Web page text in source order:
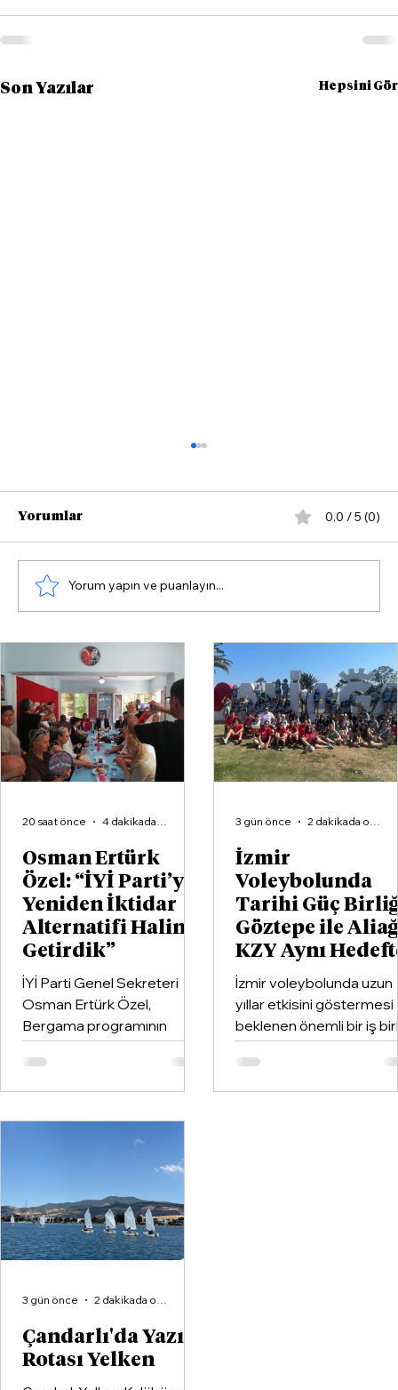
Osman Ertürk
Özel: “İYİ Parti’yi
Yeniden İktidar
Alternatifi Haline
Getirdik”
İYİ Parti Genel Sekreteri
Osman Ertürk Özel,
Bergama programının
ardından geldiği Dikili’de
partisinin ilçe teşkilatıyla
buluştu.
20 saat önce 4 dakikada okunur
İzmir
Voleybolunda
Tarihi Güç
Göztepe ile
KZY Aynı
İzmir voleybolunda uzun
yıllar etkisini göstermesi
beklenen önemli bir iş
hayata geçirildi. Kentin
kulüplerinden Göztepe
Spor Kulübü ile İzmir'in en
3 gün önce 2 dakikada okunur
Çandarlı'da Yazın
Rotası Yelken
3 gün önce 2 dakikada okunur
Son Yazılar Hepsini Gör
İzmir Voleybolunda Tarihi Güç
Birliği: Göztepe ile Aliağa KZY Aynı
Hedefte
Yorumlar 0.0 / 5 (0)
Yorum yapın ve puanlayın...